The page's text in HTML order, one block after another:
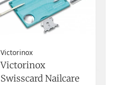
Victorinox
Victorinox
Swisscard Nailcare